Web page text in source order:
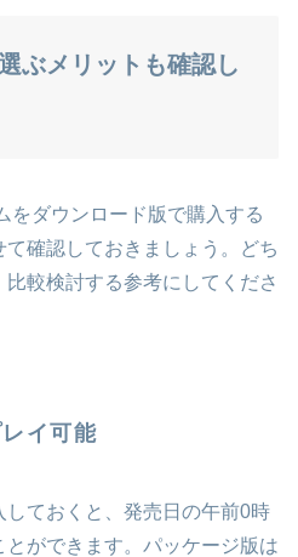
ぶメリットも確認し
をダウンロード版で購入する
確認しておきましょう。どち
較検討する参考にしてくださ
イ可能
ておくと、発売日の午前0時
ができます。パッケージ版は